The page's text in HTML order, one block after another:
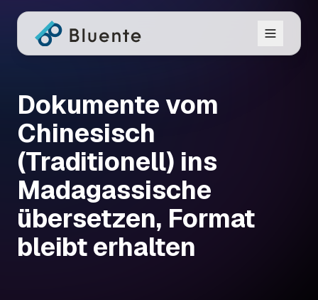
Dokumente vom
Chinesisch
(Traditionell) ins
Madagassische
übersetzen, Format
bleibt erhalten